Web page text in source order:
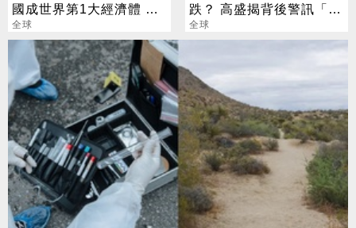
國成世界第1大經濟體 學
者曝關鍵條件
全球
跌？ 高盛揭背後警訊「恐
傷到美光」
全球